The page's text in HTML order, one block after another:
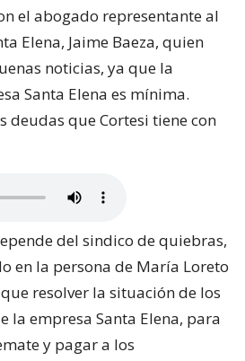
el abogado representante al
Elena, Jaime Baeza, quien
noticias, ya que la
Santa Elena es mínima.
deudas que Cortesi tiene con
del sindico de quiebras,
en la persona de María Loreto
resolver la situación de los
la empresa Santa Elena, para
y pagar a los